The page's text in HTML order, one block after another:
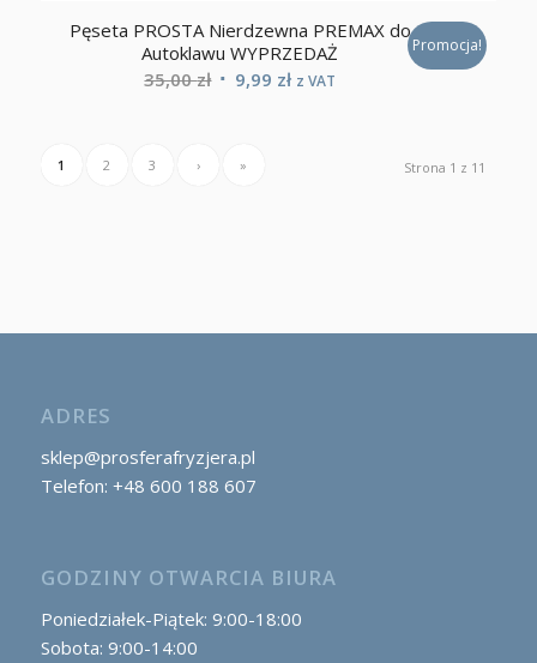
Pęseta PROSTA Nierdzewna PREMAX do
Autoklawu WYPRZEDAŻ
35,00zł Pierwotna
35,00 zł.
9,99 złAktualna
z VAT
Promocja!
Strona 1 z 11
1 2 3 › »
ADRES
sklep@prosferafryzjera.pl
Telefon: +48 600 188 607
GODZINY OTWARCIA BIURA
Poniedziałek-Piątek: 9:00-18:00
Sobota: 9:00-14:00